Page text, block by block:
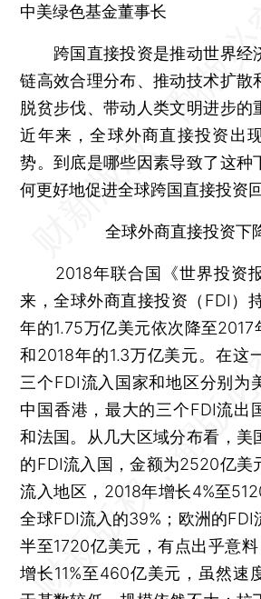
中美绿色基金董事长
跨国直接投资是推动世界经
链高效合理分布、推动技术扩散
脱贫步伐、带动人类文明进步的
近年来，全球外商直接投资出
势。到底是哪些因素导致了这种
何更好地促进全球跨国直接投资
全球外商直接投资下
2018年联合国《世界投资
来，全球外商直接投资（FDI）
年的1.75万亿美元依次降至2017
和2018年的1.3万亿美元。在这
三个FDI流入国家和地区分别为
中国香港，最大的三个FDI流出
和法国。从几大区域分布看，美
的FDI流入国，金额为2520亿美
流入地区，2018年增长4%至
全球FDI流入的39%；欧洲的FDI
半至1720亿美元，有点出乎意
增长11%至460亿美元，虽然速